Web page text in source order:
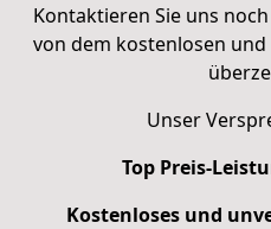
Kontaktieren Sie uns
von dem kostenlosen
Unser
Top Preis-
Kostenloses und